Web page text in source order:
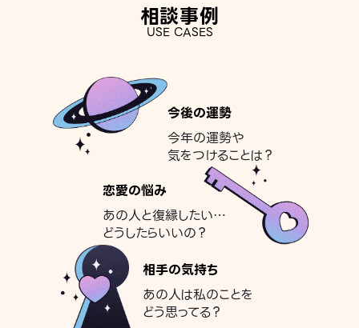
相談事例
USE CASES
今後の運勢
今年の運勢や
気をつけることは？
恋愛の悩み
あの人と復縁したい…
どうしたらいいの？
相手の気持ち
あの人は私のことを
どう思ってる？